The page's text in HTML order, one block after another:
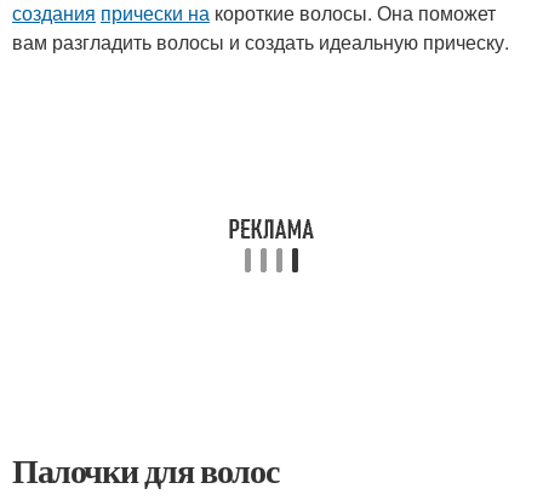
создания прически на короткие волосы. Она поможет
вам разгладить волосы и создать идеальную прическу.
Палочки для волос